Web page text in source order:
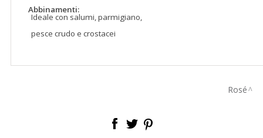
Abbinamenti:
Ideale con salumi, parmigiano,
pesce crudo e crostacei
Rosé